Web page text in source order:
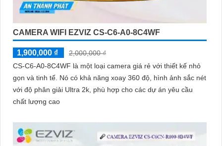
CAMERA WIFI EZVIZ CS-C6-A0-8C4WF
1,900,000 ₫
2,000,000 ₫
CS-C6-A0-8C4WF là một loại camera giá rẻ với thiết kế nhỏ
gọn và tinh tế. Nó có khả năng xoay 360 độ, hình ảnh sắc nét
với độ phân giải Ultra 2k, phù hợp cho các dự án yêu cầu
chất lượng cao